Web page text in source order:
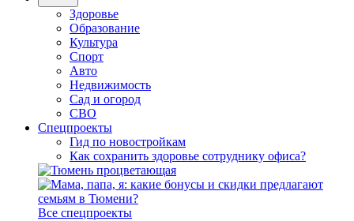
Здоровье
Образование
Культура
Спорт
Авто
Недвижимость
Сад и огород
СВО
Спецпроекты
Гид по новостройкам
Как сохранить здоровье сотруднику офиса?
Все спецпроекты